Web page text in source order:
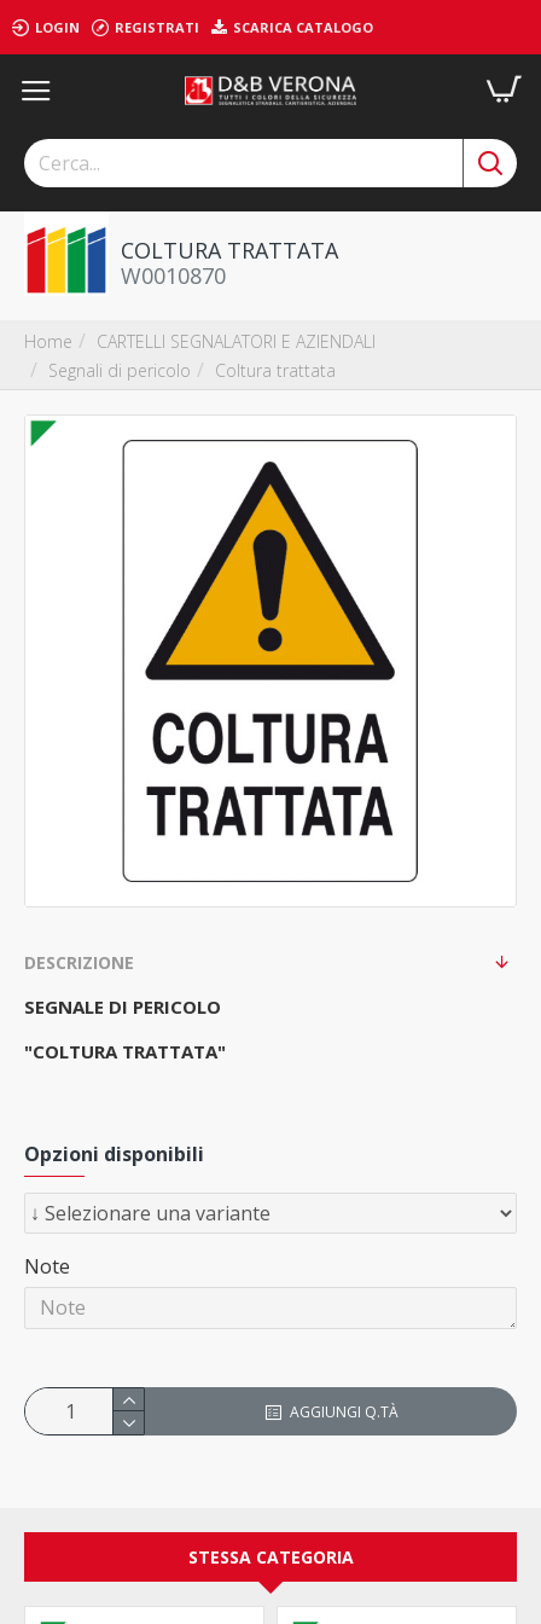
LOGIN REGISTRATI SCARICA CATALOGO
Home
CARTELLI SEGNALATORI E AZIENDALI
Segnali di pericolo
Coltura trattata
COLTURA TRATTATA
W0010870
DESCRIZIONE
SEGNALE DI PERICOLO
"COLTURA TRATTATA"
Opzioni disponibili
Note
AGGIUNGI Q.TÀ
STESSA CATEGORIA